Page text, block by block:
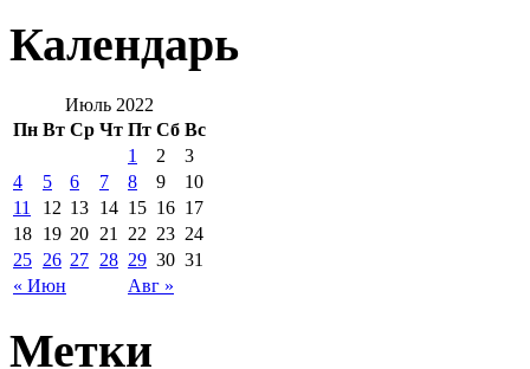
Календарь
Июль 2022
Пн Вт Ср Чт Пт Сб Вс
« Июн Авг »
1 2
3
4
5 6 7 8 9
10
11
12 13 14 15 16 17
18 19 20 21 22 23 24
25 26 27 28 29 30 31
Метки